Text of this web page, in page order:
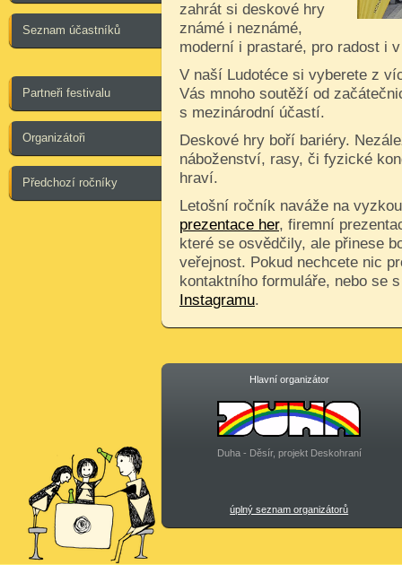
Seznam účastníků
Partneři festivalu
Organizátoři
Předchozí ročníky
zahrát si deskové hry
známé i neznámé,
moderní i prastaré, pro radost i
V naší Ludotéce si vyberete z
Vás mnoho soutěží od
s mezinárodní účastí.
Deskové hry boří bariéry.
náboženství, rasy, či fyzické
hraví.
Letošní ročník naváže na
prezentace her, firemní
které se osvědčily, ale přinese
veřejnost. Pokud nechcete nic
kontaktního formuláře, nebo se
Instagramu.
Hlavní organizátor
Duha - Děsír, projekt Deskohraní
úplný seznam organizátorů